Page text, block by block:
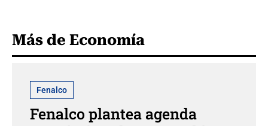
Más de Economía
Fenalco
Fenalco plantea agenda